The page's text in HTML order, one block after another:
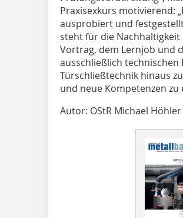
Praxisexkurs motivierend:
ausprobiert und
steht für die
Vortrag, dem Lernjob und
ausschließlich
Türschließtechnik hinaus
und neue Kompetenzen zu
Autor: OStR Michael Höhler